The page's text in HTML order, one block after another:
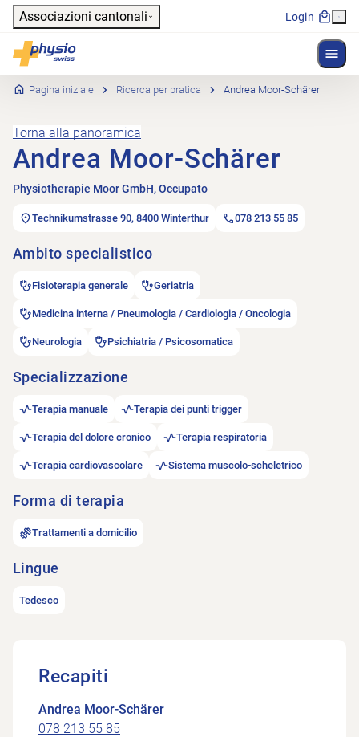
Header
Associazioni cantonali Login
Physioswiss
Navigazione principale
Pagina iniziale Ricerca per pratica Andrea Moor-Schärer
Torna alla panoramica
Andrea Moor-Schärer
Physiotherapie Moor GmbH, Occupato
Technikumstrasse 90, 8400 Winterthur 078 213 55 85
Ambito specialistico
Fisioterapia generale Geriatria
Medicina interna / Pneumologia / Cardiologia / Oncologia
Neurologia Psichiatria / Psicosomatica
Specializzazione
Terapia manuale Terapia dei punti trigger
Terapia del dolore cronico Terapia respiratoria
Terapia cardiovascolare Sistema muscolo-scheletrico
Forma di terapia
Trattamenti a domicilio
Lingue
Tedesco
Recapiti
Andrea Moor-Schärer
078 213 55 85